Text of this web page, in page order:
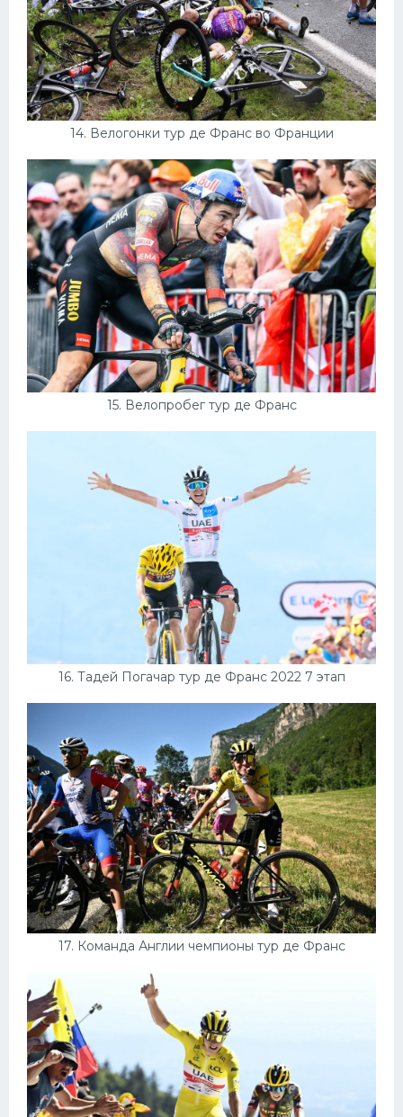
14. Велогонки тур де Франс во Франции
15. Велопробег тур де Франс
16. Тадей Погачар тур де Франс 2022 7 этап
17. Команда Англии чемпионы тур де Франс